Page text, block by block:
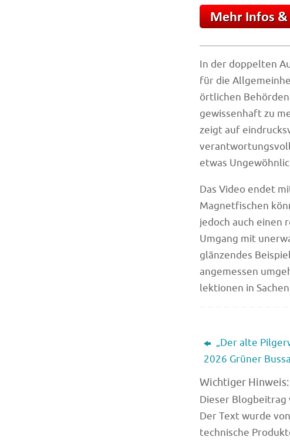
In der doppelten
für die
örtlichen
gewissenhaft zu
zeigt auf
etwas
Das Video endet
Magnetfischen
jedoch auch einen
Umgang mit
glänzendes
angemessen
lektionen in
„Der alte
2026 Grüner
Wichtiger Hinweis:
Dieser
Der Text wurde
technische